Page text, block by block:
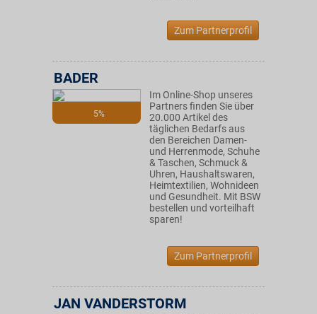
Zum Partnerprofil
5%
BADER
Im Online-Shop unseres
Partners finden Sie über
20.000 Artikel des
täglichen Bedarfs aus
den Bereichen Damen-
und Herrenmode, Schuhe
& Taschen, Schmuck &
Uhren, Haushaltswaren,
Heimtextilien, Wohnideen
und Gesundheit. Mit BSW
bestellen und vorteilhaft
sparen!
Zum Partnerprofil
JAN VANDERSTORM